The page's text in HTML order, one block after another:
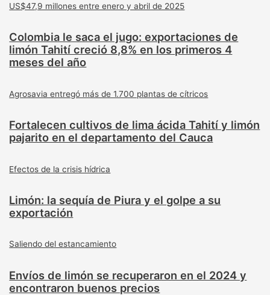
US$47,9 millones entre enero y abril de 2025
Colombia le saca el jugo: exportaciones de
limón Tahití creció 8,8% en los primeros 4
meses del año
Agrosavia entregó más de 1.700 plantas de cítricos
Fortalecen cultivos de lima ácida Tahití y limón
pajarito en el departamento del Cauca
Efectos de la crisis hídrica
Limón: la sequía de Piura y el golpe a su
exportación
Saliendo del estancamiento
Envíos de limón se recuperaron en el 2024 y
encontraron buenos precios